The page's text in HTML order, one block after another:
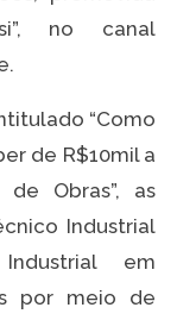
no canal
“Como
de R$10mil a
Obras”, as
Industrial
em
por meio de